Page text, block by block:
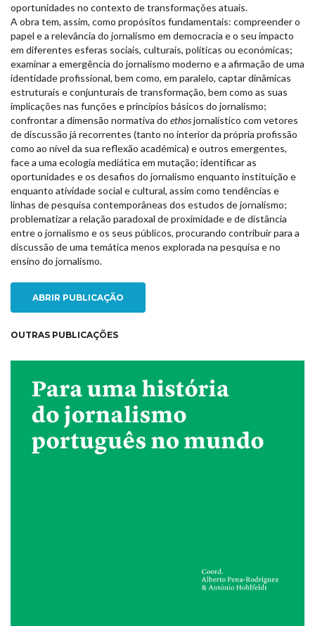
oportunidades no contexto de transformações atuais.
A obra tem, assim, como propósitos fundamentais: compreender o
papel e a relevância do jornalismo em democracia e o seu impacto
em diferentes esferas sociais, culturais, políticas ou económicas;
examinar a emergência do jornalismo moderno e a afirmação de uma
identidade profissional, bem como, em paralelo, captar dinâmicas
estruturais e conjunturais de transformação, bem como as suas
implicações nas funções e princípios básicos do jornalismo;
confrontar a dimensão normativa do ethosjornalístico com vetores
de discussão já recorrentes (tanto no interior da própria profissão
como ao nível da sua reflexão académica) e outros emergentes,
face a uma ecologia mediática em mutação; identificar as
oportunidades e os desafios do jornalismo enquanto instituição e
enquanto atividade social e cultural, assim como tendências e
linhas de pesquisa contemporâneas dos estudos de jornalismo;
problematizar a relação paradoxal de proximidade e de distância
entre o jornalismo e os seus públicos, procurando contribuir para a
discussão de uma temática menos explorada na pesquisa e no
ensino do jornalismo.
ABRIR PUBLICAÇÃO
OUTRAS PUBLICAÇÕES